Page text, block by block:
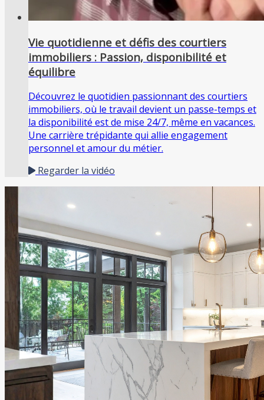
Vie quotidienne et défis des courtiers
immobiliers : Passion, disponibilité et
équilibre
Découvrez le quotidien passionnant des courtiers
immobiliers, où le travail devient un passe-temps et
la disponibilité est de mise 24/7, même en vacances.
Une carrière trépidante qui allie engagement
personnel et amour du métier.
Regarder la vidéo